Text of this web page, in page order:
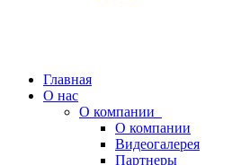
Главная
О нас
О компании
О компании
Видеогалерея
Партнеры